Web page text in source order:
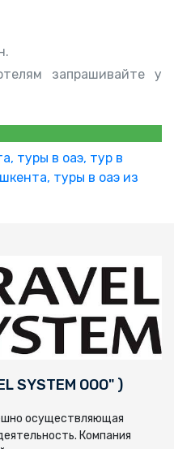
запрашивайте у
туры в оаэ, тур в
туры в оаэ из
SYSTEM ООО" )
осуществляющая
Компания